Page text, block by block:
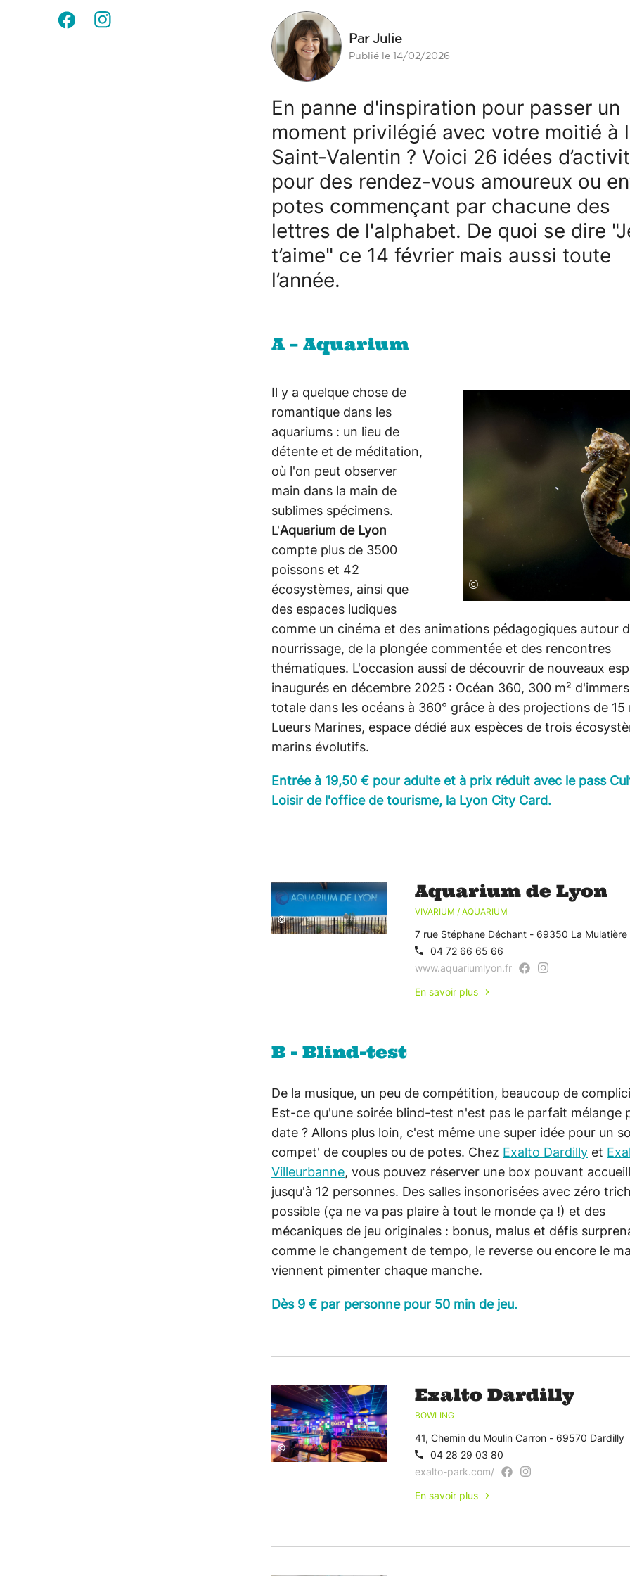
Par Julie
Publié le 14/02/2026
En panne d'inspiration pour passer un
moment privilégié avec votre moitié à
Saint-Valentin ? Voici 26 idées
pour des rendez-vous amoureux ou
potes commençant par chacune des
lettres de l'alphabet. De quoi se dire
t’aime" ce 14 février mais aussi toute
l’année.
A – Aquarium
©
Il y a quelque chose de
romantique dans les
aquariums : un lieu de
détente et de méditation,
où l'on peut observer
main dans la main de
sublimes spécimens.
L'Aquarium de Lyon
compte plus de 3500
poissons et 42
écosystèmes, ainsi que
des espaces ludiques
comme un cinéma et des animations pédagogiques autour
nourrissage, de la plongée commentée et des rencontres
thématiques. L'occasion aussi de découvrir de nouveaux
inaugurés en décembre 2025 : Océan 360, 300 m²
totale dans les océans à 360° grâce à des projections de 15
Lueurs Marines, espace dédié aux espèces de trois
marins évolutifs.
Entrée à 19,50 € pour adulte et à prix réduit avec le pass
Loisir de l'office de tourisme, la Lyon City Card.
©
Aquarium de Lyon
VIVARIUM / AQUARIUM
7 rue Stéphane Déchant - 69350 La Mulatière
04 72 66 65 66
www.aquariumlyon.fr
En savoir plus
B - Blind-test
De la musique, un peu de compétition, beaucoup de
Est-ce qu'une soirée blind-test n'est pas le parfait mélange
date ? Allons plus loin, c'est même une super idée pour un
compet' de couples ou de potes. Chez Exalto Dardilly et
Villeurbanne, vous pouvez réserver une box pouvant
jusqu'à 12 personnes. Des salles insonorisées avec zéro
possible (ça ne va pas plaire à tout le monde ça !) et des
mécaniques de jeu originales : bonus, malus et défis
comme le changement de tempo, le reverse ou encore le
viennent pimenter chaque manche.
Dès 9 € par personne pour 50 min de jeu.
©
Exalto Dardilly
BOWLING
41, Chemin du Moulin Carron - 69570 Dardilly
04 28 29 03 80
exalto-park.com/
En savoir plus